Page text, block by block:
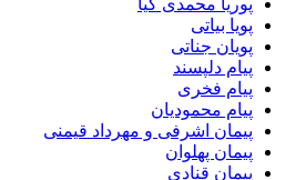
پوریا محمدی کیا
پویا بیاتی
پویان جناتی
پیام دلپسند
پیام فخری
پیام محمودیان
پیمان اشرفی و مهرداد قیمنی
پیمان پهلوان
پیمان قنادی